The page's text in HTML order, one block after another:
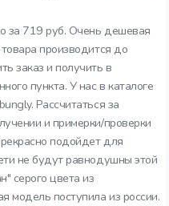
за 719 руб. Очень дешевая
производится до
заказ и получить в
пункта. У нас в каталоге
Рассчитаться за
и примерки/проверки
подойдет для
не будут равнодушны этой
серого цвета из
модель поступила из россии.